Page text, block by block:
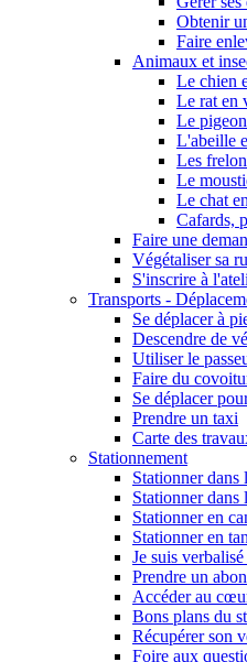
Obtenir
Faire
Animaux et
Le chien
Le rat en
Le
L'abeille
Les
Le
Le chat
Cafards,
Faire une
Végétaliser sa
S'inscrire à
Transports -
Se déplacer à
Descendre de
Utiliser le
Faire du
Se déplacer
Prendre un taxi
Carte des
Stationnement
Stationner dans
Stationner
Stationner en
Stationner en
Je suis
Prendre un
Accéder au
Bons plans du
Récupérer son
Foire aux